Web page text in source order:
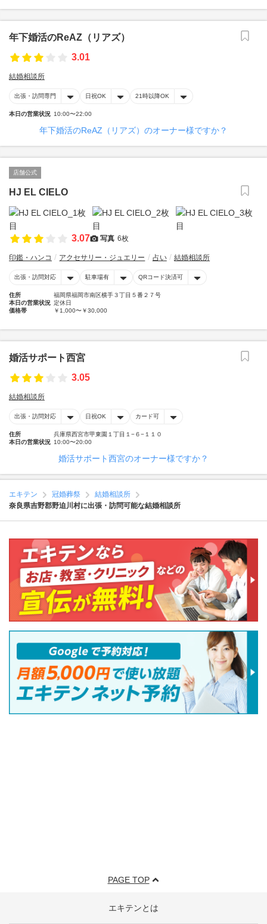
年下婚活のReAZ（リアズ）
3.01
結婚相談所
出張・訪問専門 日祝OK 21時以降OK
本日の営業状況 10:00〜22:00
年下婚活のReAZ（リアズ）のオーナー様ですか？
店舗公式
HJ EL CIELO
3.07 写真 6枚
印鑑・ハンコ アクセサリー・ジュエリー 占い 結婚相談所
出張・訪問対応 駐車場有 QRコード決済可
住所
福岡県福岡市南区横手３丁目５番２７号
本日の営業状況 定休日
価格帯
￥1,000〜￥30,000
婚活サポート西宮
3.05
結婚相談所
出張・訪問対応 日祝OK カード可
住所
兵庫県西宮市甲東園１丁目１−６−１１０
本日の営業状況 10:00〜20:00
婚活サポート西宮のオーナー様ですか？
エキテン 冠婚葬祭
結婚相談所
奈良県吉野郡野迫川村に出張・訪問可能な結婚相談所
PAGE TOP
エキテンとは